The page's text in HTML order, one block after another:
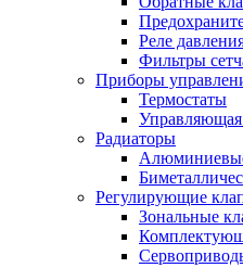
Реле
Фильтры
Приборы
Термостаты
Управляющая
Радиаторы
Регулирующие
Зональные